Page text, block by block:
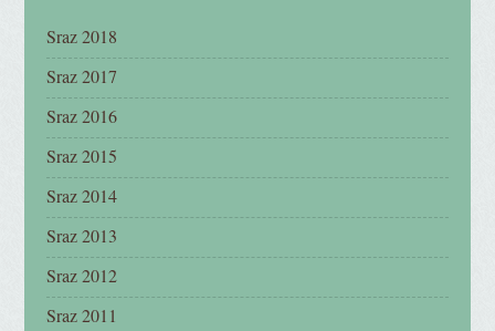
Sraz 2018
Sraz 2017
Sraz 2016
Sraz 2015
Sraz 2014
Sraz 2013
Sraz 2012
Sraz 2011